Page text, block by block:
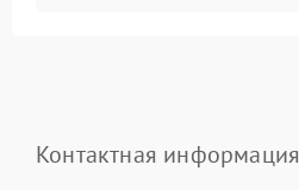
Контактная информация